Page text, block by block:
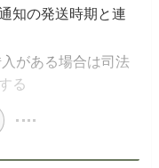
知の発送時期と連
がある場合は司法
る